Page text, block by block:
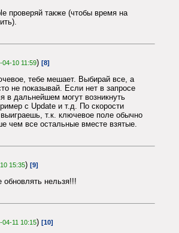
проверяй также (чтобы время на
04-10 11:59) [8]
тебе мешает. Выбирай все, а
не показывай. Если нет в запросе
в дальнейшем могут возникнуть
с Update и т.д. По скорости
т.к. ключевое поле обычно
чем все остальные вместе взятые.
15:35) [9]
обновлять нельзя!!!
04-11 10:15) [10]